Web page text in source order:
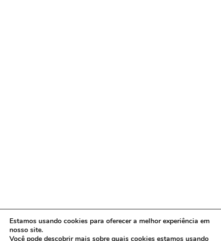
Estamos usando cookies para oferecer a melhor experiência em
nosso site.
Você pode descobrir mais sobre quais cookies estamos usando